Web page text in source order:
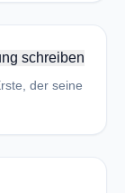
schreiben
der seine